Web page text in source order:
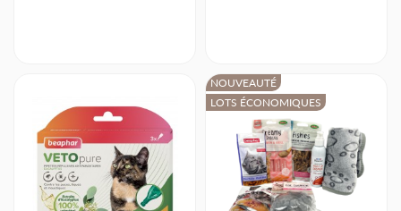
NOUVEAUTÉ
LOTS ÉCONOMIQUES